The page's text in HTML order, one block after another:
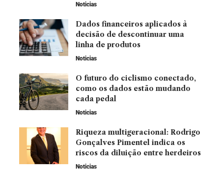
Noticias
Dados financeiros aplicados à
decisão de descontinuar uma
linha de produtos
Noticias
O futuro do ciclismo conectado,
como os dados estão mudando
cada pedal
Noticias
Riqueza multigeracional: Rodrigo
Gonçalves Pimentel indica os
riscos da diluição entre herdeiros
Noticias